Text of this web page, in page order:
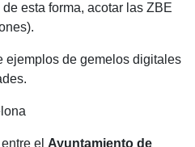
esta forma, acotar las ZBE
ejemplos de gemelos digitales
el Ayuntamiento de